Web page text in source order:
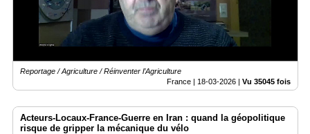
Reportage / Agriculture / Réinventer l’Agriculture
France | 18-03-2026 | Vu 35045 fois
Acteurs-Locaux-France-Guerre en Iran : quand la géopolitique
risque de gripper la mécanique du vélo